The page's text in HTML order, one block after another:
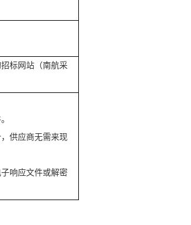
标网站（南航采
供应商无需来现
响应文件或解密